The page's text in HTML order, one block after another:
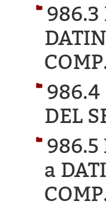
986.3
986.4
DEL
986.5
a